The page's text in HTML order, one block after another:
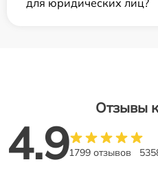
для юридических лиц?
Отзывы
4.91799 отзывов